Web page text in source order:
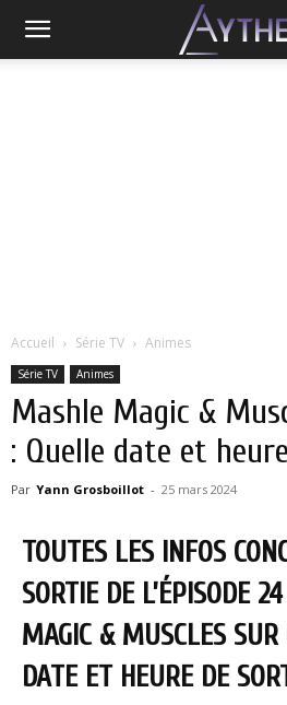
Accueil Série TV Animes
Série TV Animes
Mashle Magic &
: Quelle date et
Par Yann Grosboillot - 25 mars 2024
TOUTES LES INFOS
SORTIE DE L’ÉPISODE
MAGIC & MUSCLES SUR
DATE ET HEURE DE